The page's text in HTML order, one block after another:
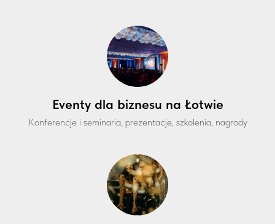
Eventy dla biznesu na Łotwie
Konferencje i seminaria, prezentacje, szkolenia, nagrody